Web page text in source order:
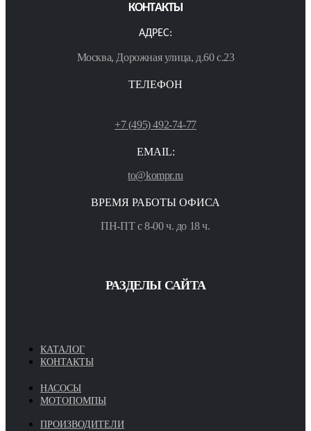
КОНТАКТЫ
АДРЕС:
Москва, Дорожная улица, д.60 с.23
ТЕЛЕФОН
+7 (495) 492-74-77
EMAIL:
to@kompr.ru
ВРЕМЯ РАБОТЫ ОФИСА
ПН-ПТ с 8-00 ч. до 18 ч.
РАЗДЕЛЫ САЙТА
КАТАЛОГ
КОНТАКТЫ
НАСОСЫ
МОТОПОМПЫ
ПРОИЗВОДИТЕЛИ